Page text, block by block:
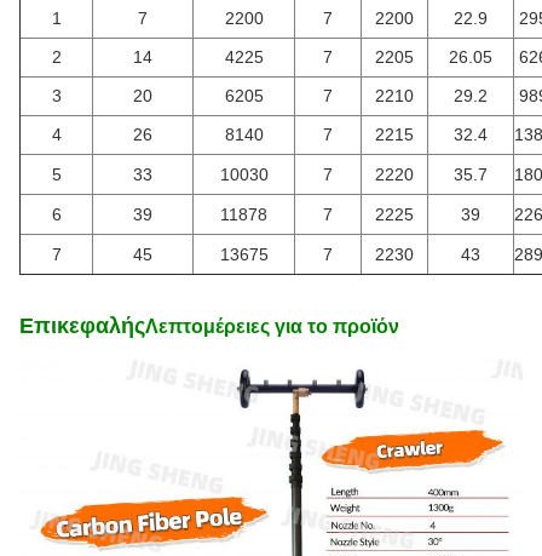
1 7 2200 7 2200 22.9
2
14 4225 7 2205 26.05
3
20 6205 7 2210 29.2
4
26 8140 7 2215 32.4
5 33 10030 7 2220 35.7
6 39 11878 7 2225 39
7 45 13675 7 2230 43
ΕπικεφαλήςΛεπτομέρειες για το προϊόν